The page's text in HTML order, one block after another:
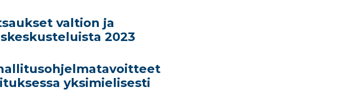
valtion ja
2023
yksimielisesti